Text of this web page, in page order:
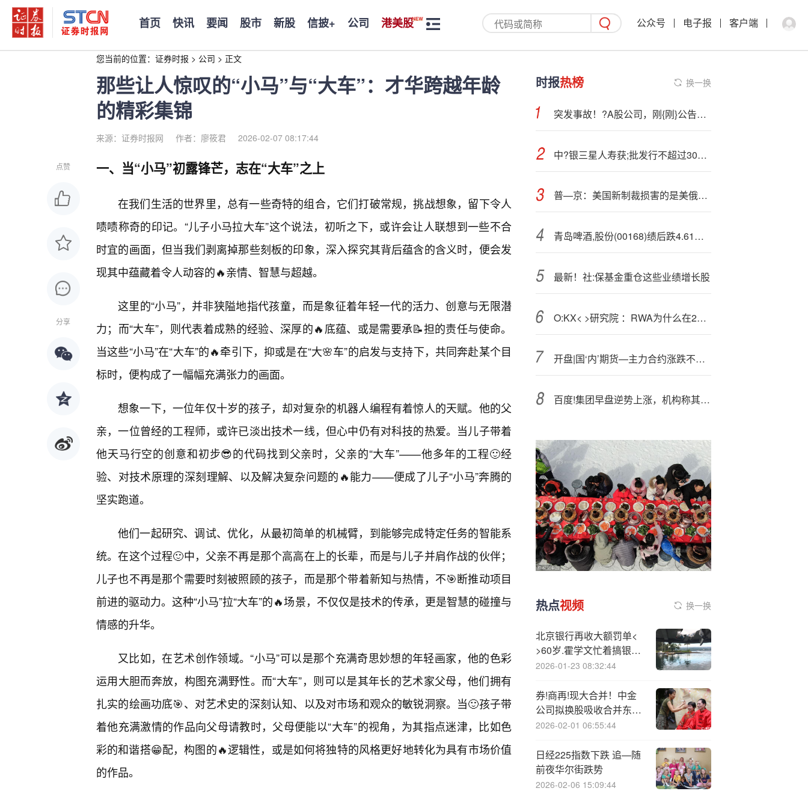
首页 快讯 要闻 股市 新股 信披+ 公司 港美股 公众号 电子报 客户端
您当前的位置： 证券时报 > 公司 > 正文
那些让人惊叹的“小马”与“大车”：才华跨越年龄
的精彩集锦
来源：证券时报网 作者：廖筱君 2026-02-07 08:17:44
点赞
分享
一、当“小马”初露锋芒，志在“大车”之上
在我们生活的世界里，总有一些奇特的组合，它们打破常规，挑战想象，留下令人
啧啧称奇的印记。“儿子小马拉大车”这个说法，初听之下，或许会让人联想到一些不合
时宜的画面，但当我们剥离掉那些刻板的印象，深入探究其背后蕴含的含义时，便会发
现其中蕴藏着令人动容的🔥亲情、智慧与超越。
这里的“小马”，并非狭隘地指代孩童，而是象征着年轻一代的活力、创意与无限潜
力；而“大车”，则代表着成熟的经验、深厚的🔥底蕴、或是需要承📝担的责任与使命。
当这些“小马”在“大车”的🔥牵引下，抑或是在“大🌸车”的启发与支持下，共同奔赴某个目
标时，便构成了一幅幅充满张力的画面。
想象一下，一位年仅十岁的孩子，却对复杂的机器人编程有着惊人的天赋。他的父
亲，一位曾经的工程师，或许已淡出技术一线，但心中仍有对科技的热爱。当儿子带着
他天马行空的创意和初步😎的代码找到父亲时，父亲的“大车”——他多年的工程🙂经
验、对技术原理的深刻理解、以及解决复杂问题的🔥能力——便成了儿子“小马”奔腾的
坚实跑道。
他们一起研究、调试、优化，从最初简单的机械臂，到能够完成特定任务的智能系
统。在这个过程🙂中，父亲不再是那个高高在上的长辈，而是与儿子并肩作战的伙伴；
儿子也不再是那个需要时刻被照顾的孩子，而是那个带着新知与热情，不🎯断推动项目
前进的驱动力。这种“小马”拉“大车”的🔥场景，不仅仅是技术的传承，更是智慧的碰撞与
情感的升华。
又比如，在艺术创作领域。“小马”可以是那个充满奇思妙想的年轻画家，他的色彩
运用大胆而奔放，构图充满野性。而“大车”，则可以是其年长的艺术家父母，他们拥有
扎实的绘画功底🎯、对艺术史的深刻认知、以及对市场和观众的敏锐洞察。当🙂孩子带
着他充满激情的作品向父母请教时，父母便能以“大车”的视角，为其指点迷津，比如色
彩的和谐搭😁配，构图的🔥逻辑性，或是如何将独特的风格更好地转化为具有市场价值
的作品。
时报热榜 换一换
突发事故！?A股公司，刚{刚}公告！造成1人死亡
中?银三星人寿获;批发行不超过30亿元的无固定期限资本债券
普—京：美国新制裁损害的是美俄关系而非俄罗斯经济
青岛啤酒,股份(00168)绩后跌4.61% 第三季度营收微降
最新！社:保基金重仓这些业绩增长股
O:KX< >研究院 ：RWA为什么在2025年成为关键叙事？
开盘|国‘内’期货—主力合约涨跌不一 玻璃跌超2%
百度!集团早盘逆势上涨，机构称其仍具估值修复空间
热点视频 换一换
北京银行再收大额罚单<
>60岁.霍学文忙着搞银企
合作
2026-01-23 08:32:44
券!商再!现大合并！中金
公司拟换股吸收合并东兴
证券、信达证券，今起停
2026-02-01 06:55:44
日经225指数下跌 追—随
前夜华尔街跌势
2026-02-06 15:09:44